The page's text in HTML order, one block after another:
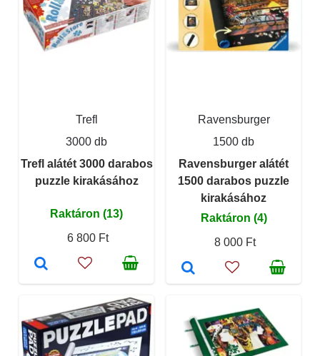
Trefl
3000 db
Trefl alátét 3000 darabos
puzzle kirakásához
Raktáron (13)
6 800 Ft
Ravensburger
1500 db
Ravensburger alátét
1500 darabos puzzle
kirakásához
Raktáron (4)
8 000 Ft